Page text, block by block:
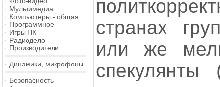
· Мультимедиа
· Компьютеры - общая
· Программное
· Игры ПК
· Радиодело
· Производители
· Динамики, микрофоны
· Безопасность
странах
или же